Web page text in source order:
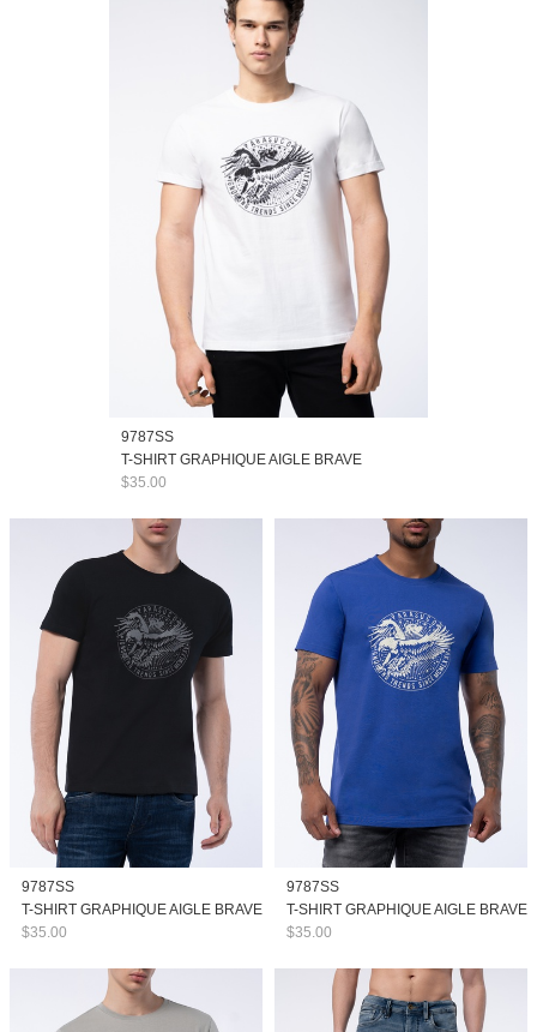
9787SS
T-SHIRT GRAPHIQUE AIGLE BRAVE
$35.00
9787SS
T-SHIRT GRAPHIQUE AIGLE BRAVE
$35.00
9787SS
T-SHIRT GRAPHIQUE AIGLE BRAVE
$35.00